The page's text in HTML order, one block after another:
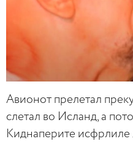
Авионот прелетал
слетал во Исланд, а
Киднаперите